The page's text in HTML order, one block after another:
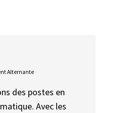
Alternante
des postes en
Avec les